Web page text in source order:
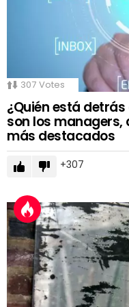
307 Votes
¿Quién está
son los
más destacados
307